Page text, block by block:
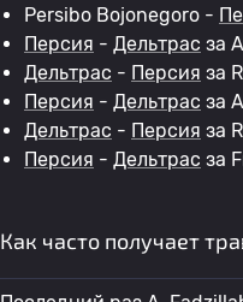
Persibo Bojonegoro -
Персия - Дельтрас за
Дельтрас - Персия за
Персия - Дельтрас за
Дельтрас - Персия за
Персия - Дельтрас за
Как часто получает